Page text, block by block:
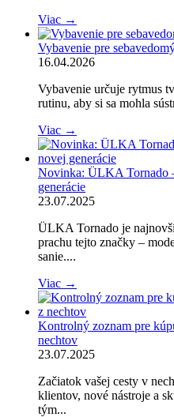
Viac →
Vybavenie pre
16.04.2026
Vybavenie určuje rytmus
rutinu, aby si sa mohla
Viac →
Novinka: ÜLKA Tornado
generácie
23.07.2025
ÜLKA Tornado je
prachu tejto značky –
sanie....
Viac →
Kontrolný zoznam pre
nechtov
23.07.2025
Začiatok vašej cesty v
klientov, nové nástroje a
tým...